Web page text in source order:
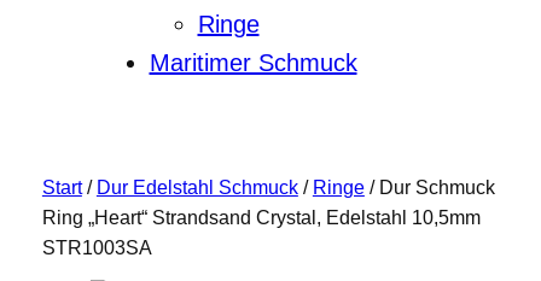
Ringe
Maritimer Schmuck
Start/ Dur Edelstahl Schmuck/ Ringe/ Dur Schmuck
Ring „Heart“ Strandsand Crystal, Edelstahl 10,5mm
STR1003SA